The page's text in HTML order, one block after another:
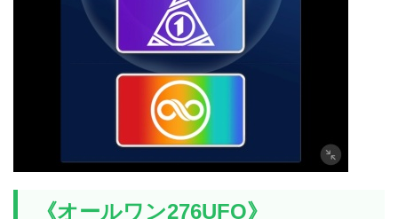
《オールワン276UFO》